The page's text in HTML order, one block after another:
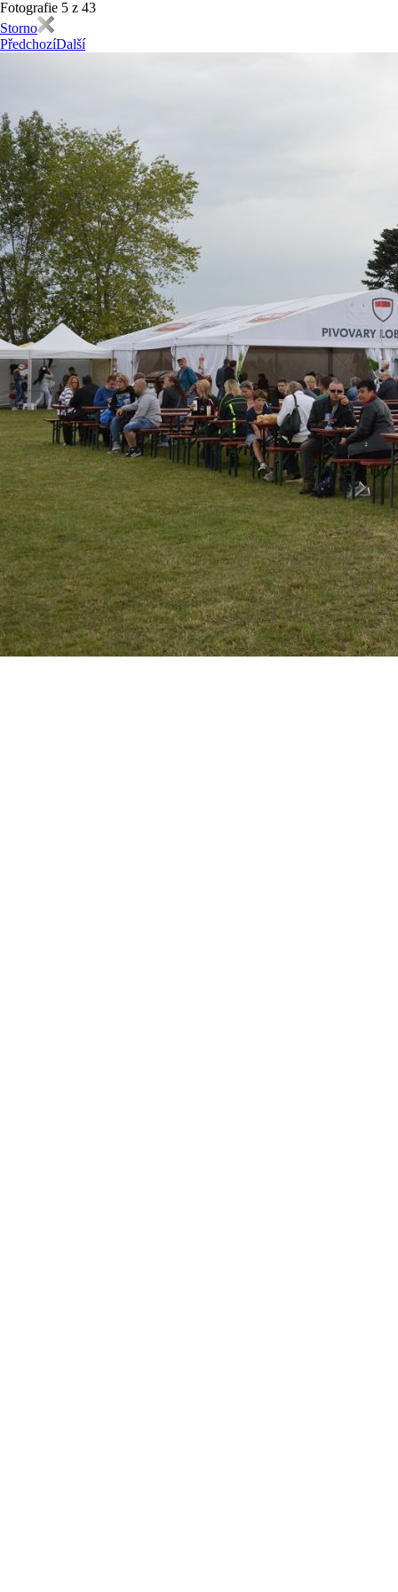
Fotografie 5 z 43
Storno
PředchozíDalší